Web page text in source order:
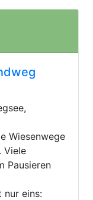
Wiesenwege
Viele
Pausieren
nur eins: